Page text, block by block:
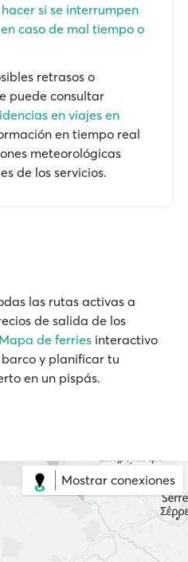
si se interrumpen
caso de mal tiempo o
retrasos o
puede consultar
en viajes en
en tiempo real
meteorológicas
de los servicios.
las rutas activas a
de salida de los
Mapa de ferries interactivo
y planificar tu
en un pispás.
Mostrar conexiones